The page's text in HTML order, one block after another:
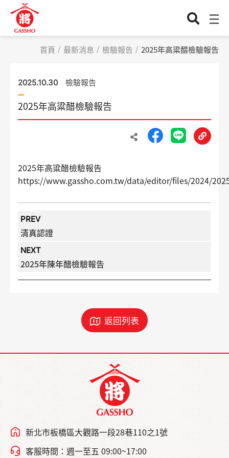
首頁 最新消息 檢驗報告 2025年高粱醋檢驗報告
2025.10.30 檢驗報告
2025年高粱醋檢驗報告
2025年高粱醋檢驗報告
https://www.gassho.com.tw/data/editor/files/2024/
PREV
清真認證
NEXT
2025年陳年醋檢驗報告
返回列表
新北市板橋區大觀路一段28巷110之1號
客服時間：週一至五 09:00~17:00